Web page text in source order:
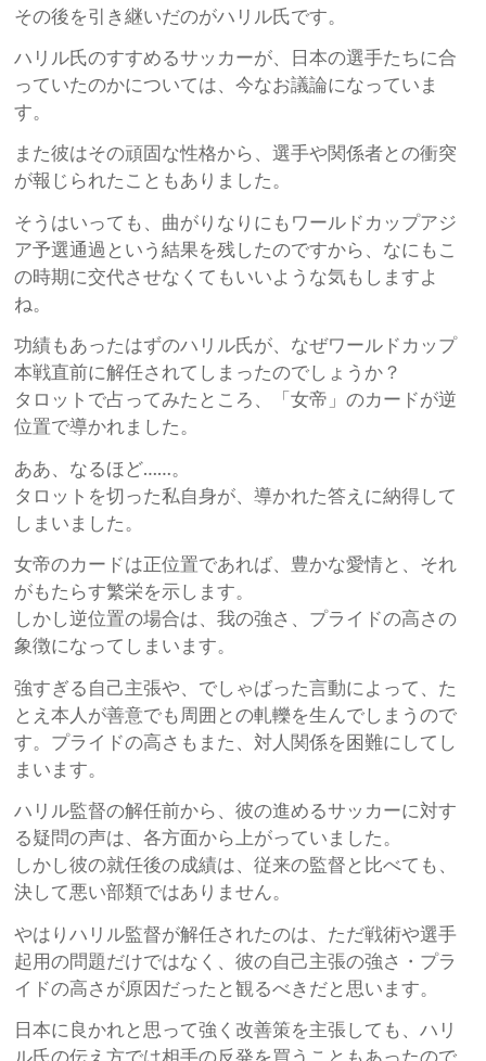
その後を引き継いだのがハリル氏です。
ハリル氏のすすめるサッカーが、日本の選手たちに合
っていたのかについては、今なお議論になっていま
す。
また彼はその頑固な性格から、選手や関係者との衝突
が報じられたこともありました。
そうはいっても、曲がりなりにもワールドカップアジ
ア予選通過という結果を残したのですから、なにもこ
の時期に交代させなくてもいいような気もしますよ
ね。
功績もあったはずのハリル氏が、なぜワールドカップ
本戦直前に解任されてしまったのでしょうか？
タロットで占ってみたところ、「女帝」のカードが逆
位置で導かれました。
ああ、なるほど……。
タロットを切った私自身が、導かれた答えに納得して
しまいました。
女帝のカードは正位置であれば、豊かな愛情と、それ
がもたらす繁栄を示します。
しかし逆位置の場合は、我の強さ、プライドの高さの
象徴になってしまいます。
強すぎる自己主張や、でしゃばった言動によって、た
とえ本人が善意でも周囲との軋轢を生んでしまうので
す。プライドの高さもまた、対人関係を困難にしてし
まいます。
ハリル監督の解任前から、彼の進めるサッカーに対す
る疑問の声は、各方面から上がっていました。
しかし彼の就任後の成績は、従来の監督と比べても、
決して悪い部類ではありません。
やはりハリル監督が解任されたのは、ただ戦術や選手
起用の問題だけではなく、彼の自己主張の強さ・プラ
イドの高さが原因だったと観るべきだと思います。
日本に良かれと思って強く改善策を主張しても、ハリ
ル氏の伝え方では相手の反発を買うこともあったので